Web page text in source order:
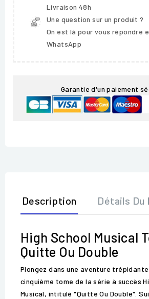
Livraison 48h
Une question sur un produit ?
On est là pour vous répondre
WhatsApp
Garantie d'un paiement
Description Détails Du
High School Musical
Quitte Ou Double
Plongez dans une aventure
cinquième tome de la série à succès
Musical, intitulé "Quitte Ou Double".